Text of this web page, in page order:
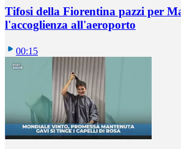
Tifosi della Fiorentina pazzi per
l'accoglienza all'aeroporto
00:15